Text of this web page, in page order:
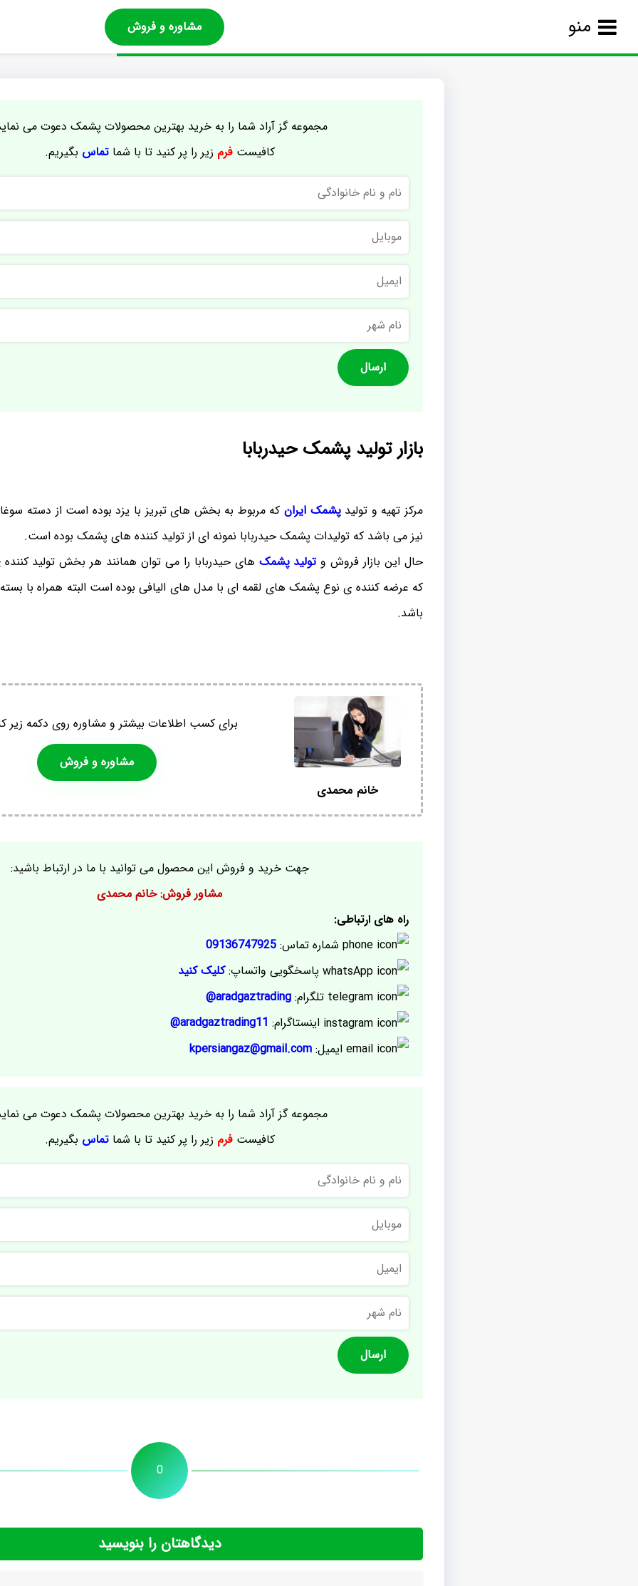
منو مشاوره و فروش
مجموعه گز آراد شما را به خرید بهترین محصولات پشمک دعوت می
کافیستفرم زیر را پر کنید تا با شماتماس بگیریم.
و
نام
خانوادگی
موبایل
ایمیل
نام
شهر
بازار تولید پشمک حیدربابا
مرکز تهیه و تولیدپشمک ایرانکه مربوط به بخش های تبریز با یزد بوده است از دسته
نیز می باشد که تولیدات پشمک حیدربابا نمونه ای از تولید کننده های پشمک بوده است.
حال این بازار فروش وتولید پشمک های حیدربابا را می توان همانند هر بخش تولید
که عرضه کننده ی نوع پشمک های لقمه ای با مدل های الیافی بوده است البته همراه با
باشد.
خانم محمدی
برای کسب اطلاعات بیشتر و مشاوره روی دکمه زیر
مشاوره و فروش
جهت خرید و فروش این محصول می توانید با ما در ارتباط باشید:
مشاور فروش: خانم محمدی
راه های ارتباطی:
شماره تماس: 09136747925
پاسخگویی واتساپ:کلیک کنید
تلگرام: aradgaztrading@
اینستاگرام: aradgaztrading11@
ایمیل: kpersiangaz@gmail.com
مجموعه گز آراد شما را به خرید بهترین محصولات پشمک دعوت می
کافیستفرم زیر را پر کنید تا با شماتماس بگیریم.
و
نام
خانوادگی
موبایل
ایمیل
نام
شهر
0
دیدگاهتان را بنویسید